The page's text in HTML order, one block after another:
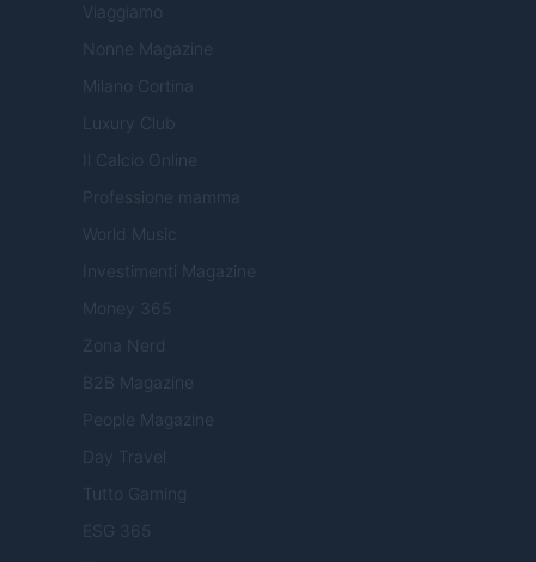
Viaggiamo
Nonne Magazine
Milano Cortina
Luxury Club
Il Calcio Online
Professione mamma
World Music
Investimenti Magazine
Money 365
Zona Nerd
B2B Magazine
People Magazine
Day Travel
Tutto Gaming
ESG 365